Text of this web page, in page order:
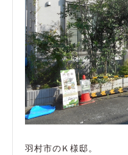
羽村市のＫ様邸。